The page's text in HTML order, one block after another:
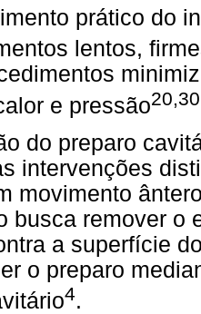
prático do
lentos,
e pressão20,30
do preparo
intervenções
movimento
busca remover o
a superfície
o preparo
4.